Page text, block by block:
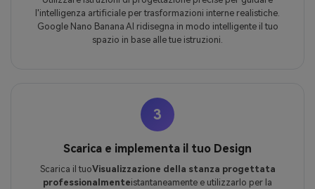
l'intelligenza artificiale per trasformazioni interne realistiche.
Google Nano Banana AI ridisegna in modo intelligente il tuo
spazio in base alle tue istruzioni.
3
Scarica e implementa il tuo Design
Scarica il tuoVisualizzazione della stanza progettata
professionalmenteistantaneamente e utilizzarlo per la